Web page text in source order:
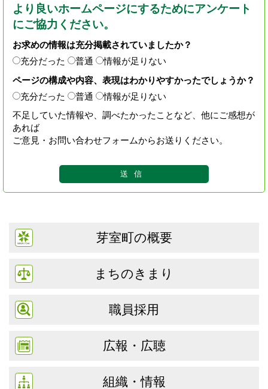
より良いホームページにするためにアンケート
にご協力ください。
お求めの情報は充分掲載されていましたか？
充分だった
普通
情報が足りない
ページの構成や内容、表現はわかりやすかったでしょうか？
充分だった
普通
情報が足りない
不足していた情報や、調べたかったことなど、他にご感想が
あれば
ご意見・お問い合わせフォームからお送りください。
芽室町の概要
まちのきまり
職員採用
広報・広聴
組織・情報